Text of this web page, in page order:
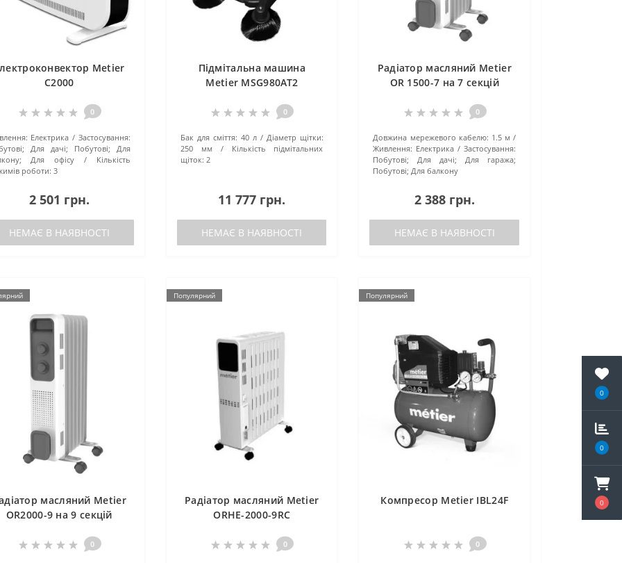
0
0
0
Metier
C2000
0
Електрика
Застосування:
Для дачі; Побутові; Для
Для офісу
Кількість
роботи: 3
2 501 грн.
НЕМАЄ В НАЯВНОСТІ
Підмітальна машина
Metier MSG980AT2
0
Бак для сміття: 40 л
Діаметр щітки:
250 мм
Кількість підмітальних
щіток: 2
11 777 грн.
НЕМАЄ В НАЯВНОСТІ
Радіатор масляний Metier
OR 1500-7 на 7 секцій
0
Довжина мережевого кабелю: 1.5 м
Живлення: Електрика
Застосування:
Побутові; Для дачі; Для гаража;
Побутові; Для балкону
2 388 грн.
НЕМАЄ В НАЯВНОСТІ
масляний Metier
OR2000-9 на 9 секцій
0
Популярний
Радіатор масляний Metier
ORHE-2000-9RC
0
Популярний
Компресор Metier IBL24F
0